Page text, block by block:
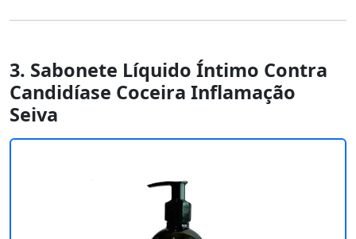
3. Sabonete Líquido Íntimo Contra
Candidíase Coceira Inflamação
Seiva